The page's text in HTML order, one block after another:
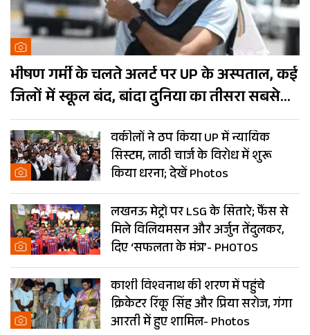
भीषण गर्मी के चलते अलर्ट पर UP के अस्पताल, कई
जिलों में स्कूल बंद, बांदा दुनिया का तीसरा सबसे
गर्म शहर
वकीलों ने ठप किया UP में न्यायिक
सिस्टम, लाठी चार्ज के विरोध में शुरू
किया धरना; देखें Photos
लखनऊ मेट्रो पर LSG के सितारे; फैंस से
मिले विलियमसन और अर्जुन तेंदुलकर,
दिए ‘सफलता के मंत्र’- PHOTOS
काशी विश्वनाथ की शरण में पहुंचे
क्रिकेटर रिंकू सिंह और प्रिया सरोज, गंगा
आरती में हुए शामिल- Photos